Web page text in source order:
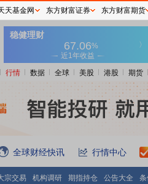
行情 数据 全球 美股 港股 期货
全球财经快讯 行情中心
宗交易 机构调研 期指持仓 公告大全
天基金网 东方财富证券 东方财富期货